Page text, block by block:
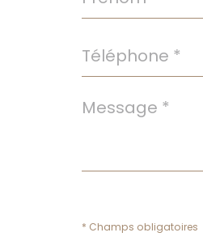
*
Téléphone
*
Message
* Champs obligatoires